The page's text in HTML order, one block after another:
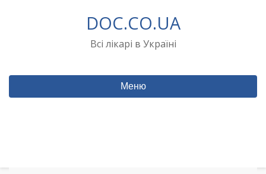
DOC.CO.UA
Всі лікарі в Україні
Меню